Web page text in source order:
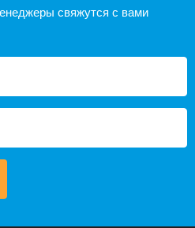
свяжутся с вами